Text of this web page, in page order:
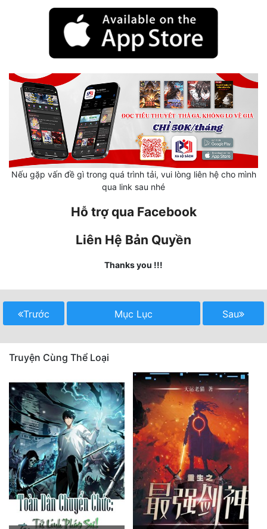
Ngôn Tình
Ngược
Nữ Cường
Nữ Phụ
Sảng Văn
Sắc
Sủng
Tiên Hiệp
Tiểu Thuyết
Trinh Thám
Triều Đấu
Trùng Sinh
Trọng Sinh
Nếu gặp vấn đề gì trong quá trình tải, vui lòng liên hệ cho mình
qua link sau nhé
Hỗ trợ qua Facebook
Liên Hệ Bản Quyền
Thanks you !!!
Trước Mục Lục Sau
Truyện Cùng Thể Loại